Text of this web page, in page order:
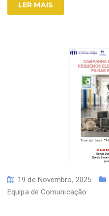
LER MAIS
19 de Novembro, 2025
Equipa de Comunicação